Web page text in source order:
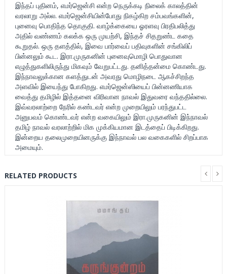
இந்தப் புதினம், எமர்ஜென்சி என்ற நெருக்கடி நிலைக் காலத்தின்
வரலாறு அல்ல. எமர்ஜென்சியின்போது நிகழ்கிற சம்பவங்களின்,
புனைவு பொதிந்த தொகுதி. வாழ்க்கையை ஓரளவு பிரதிபலித்து
அதில் வண்ணம் கலக்க ஒரு முயற்சி, இந்தச் சிதறுண்ட கதை
கூறுதல். ஒரு தளத்தில், இவை பார்வைப் பதிவுகளின் சங்கிலிப்
பின்னலும் கூட. இரா.முருகனின் புனைவுமொழி பொதுவான
எழுத்துகளிலிருந்து மிகவும் வேறுபட்டது. தனித்தன்மை கொண்டது.
இந்நாவலுக்கான களத்துடன் அவரது மொழிநடை ஆகச்சிறந்த
அளவில் இயைந்து போகிறது. எமர்ஜென்ஸியைப் பின்னணியாக
வைத்து தமிழில் இத்தனை விரிவான நாவல் இதுவரை வந்ததில்லை.
இவ்வரலாற்றை நேரில் கண்டவர் என்ற முறையிலும் பரந்துபட்ட
அனுபவம் கொண்டவர் என்ற வகையிலும் இரா.முருகனின் இந்நாவல்
தமிழ் நாவல் வரலாற்றில் மிக முக்கியமான இடத்தைப் பிடிக்கிறது.
இன்றைய தலைமுறையினருக்கு இந்நாவல் பல வகைகளில் சிறப்பாக
அமையும்.
RELATED PRODUCTS